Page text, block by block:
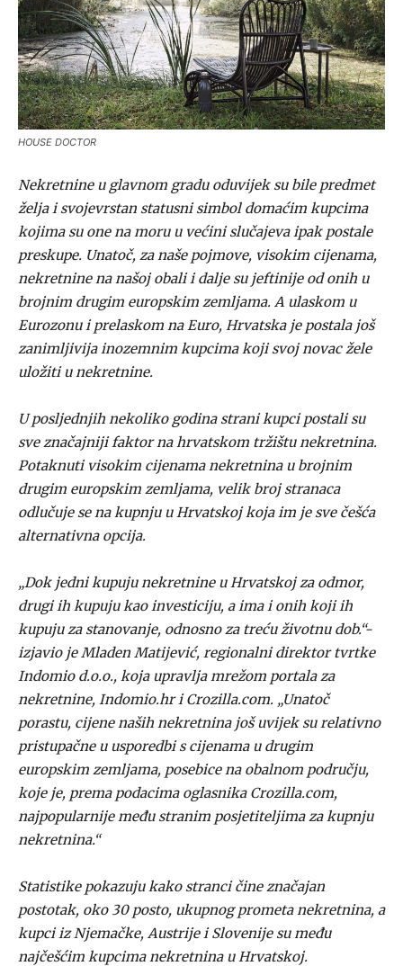
HOUSE DOCTOR
Nekretnine u glavnom gradu oduvijek su bile predmet
želja i svojevrstan statusni simbol domaćim kupcima
kojima su one na moru u većini slučajeva ipak postale
preskupe. Unatoč, za naše pojmove, visokim cijenama,
nekretnine na našoj obali i dalje su jeftinije od onih u
brojnim drugim europskim zemljama. A ulaskom u
Eurozonu i prelaskom na Euro, Hrvatska je postala još
zanimljivija inozemnim kupcima koji svoj novac žele
uložiti u nekretnine.
U posljednjih nekoliko godina strani kupci postali su
sve značajniji faktor na hrvatskom tržištu nekretnina.
Potaknuti visokim cijenama nekretnina u brojnim
drugim europskim zemljama, velik broj stranaca
odlučuje se na kupnju u Hrvatskoj koja im je sve češća
alternativna opcija.
„Dok jedni kupuju nekretnine u Hrvatskoj za odmor,
drugi ih kupuju kao investiciju, a ima i onih koji ih
kupuju za stanovanje, odnosno za treću životnu dob.“-
izjavio je Mladen Matijević, regionalni direktor tvrtke
Indomio d.o.o., koja upravlja mrežom portala za
nekretnine, Indomio.hr i Crozilla.com. „Unatoč
porastu, cijene naših nekretnina još uvijek su relativno
pristupačne u usporedbi s cijenama u drugim
europskim zemljama, posebice na obalnom području,
koje je, prema podacima oglasnika Crozilla.com,
najpopularnije među stranim posjetiteljima za kupnju
nekretnina.“
Statistike pokazuju kako stranci čine značajan
postotak, oko 30 posto, ukupnog prometa nekretnina, a
kupci iz Njemačke, Austrije i Slovenije su među
najčešćim kupcima nekretnina u Hrvatskoj.